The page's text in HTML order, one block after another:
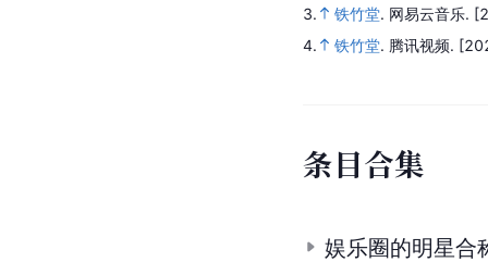
3.
铁竹堂. 网易云音乐.
4.
铁竹堂. 腾讯视频.
条目合集
娱乐圈的明星合